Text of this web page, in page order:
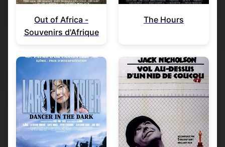
Out of Africa -
Souvenirs d'Afrique
The Hours